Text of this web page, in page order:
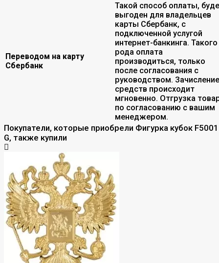
Переводом на карту
Сбербанк
Такой способ оплаты,
выгоден для владельцев
карты Сбербанк, с
подключенной услугой
интернет-банкинга. Такого
рода оплата
производиться, только
после согласования с
руководством. Зачисление
средств происходит
мгновенно. Отгрузка
по согласованию с вашим
менеджером.
Покупатели, которые приобрели Фигурка кубок F5001
G, также купили